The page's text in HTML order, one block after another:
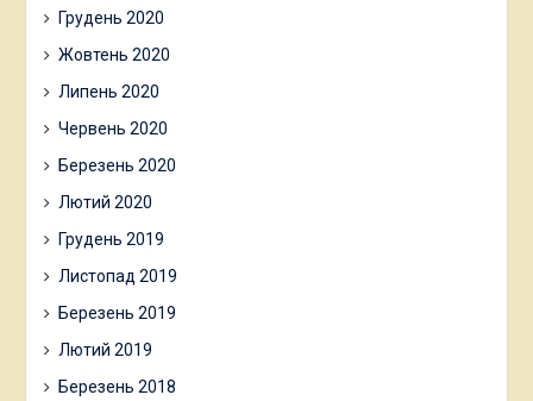
Грудень 2020
Жовтень 2020
Липень 2020
Червень 2020
Березень 2020
Лютий 2020
Грудень 2019
Листопад 2019
Березень 2019
Лютий 2019
Березень 2018